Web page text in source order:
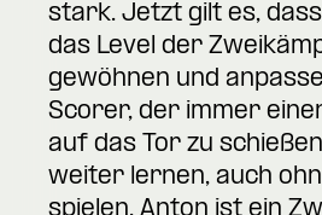
stark. Jetzt gilt es,
das Level der
gewöhnen und
Scorer, der immer
auf das Tor zu
weiter lernen, auch